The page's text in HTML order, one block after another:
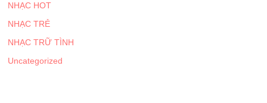
NHẠC HOT
NHẠC TRẺ
NHẠC TRỮ TÌNH
Uncategorized